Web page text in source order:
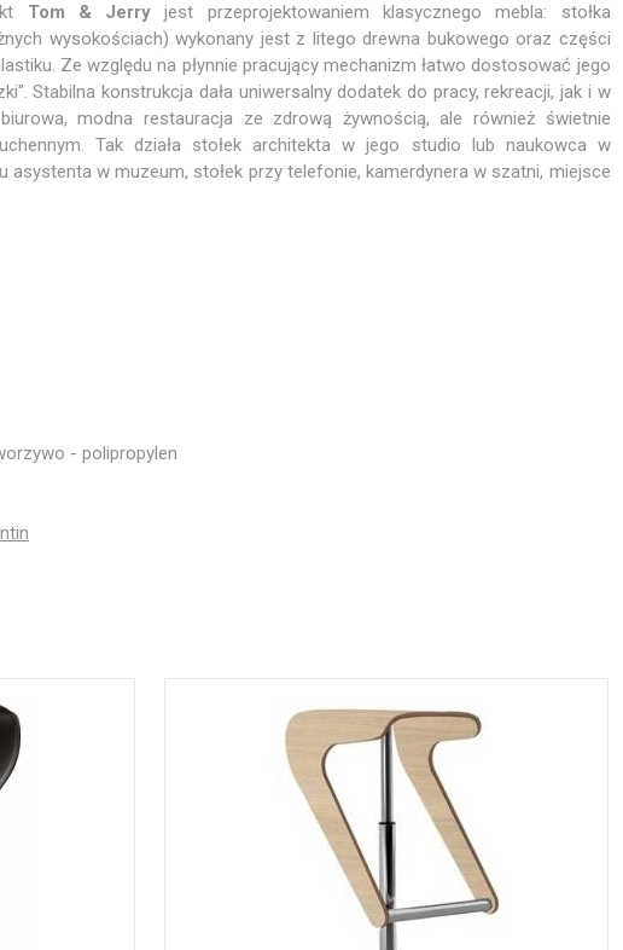
Tom & Jerry jest przeprojektowaniem klasycznego mebla: stołka
wysokościach) wykonany jest z litego drewna bukowego oraz części
Ze względu na płynnie pracujący mechanizm łatwo dostosować jego
Stabilna konstrukcja dała uniwersalny dodatek do pracy, rekreacji, jak i w
modna restauracja ze zdrową żywnością, ale również świetnie
Tak działa stołek architekta w jego studio lub naukowca w
asystenta w muzeum, stołek przy telefonie, kamerdynera w szatni, miejsce
- polipropylen